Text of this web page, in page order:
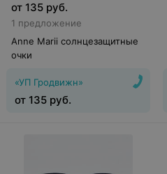
от 135 руб.
1 предложение
Anne Marii солнцезащитные
очки
«УП Гродвижн»
от 135 руб.